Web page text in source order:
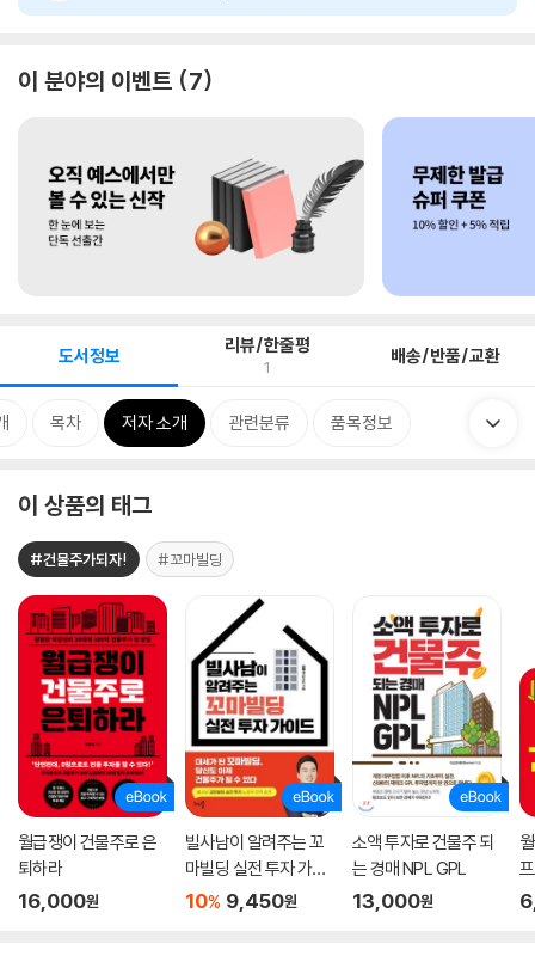
이 분야의 이벤트 7
도서정보 리뷰/한줄평
1 배송/반품/교환
목차 저자 소개 관련분류 품목정보
이 상품의 태그
#건물주가되자! #꼬마빌딩
월급쟁이 건물주로 은
퇴하라
16,000원
빌사남이 알려주는 꼬
마빌딩 실전 투자 가이
드
10% 9,450원
소액 투자로 건물주 되
는 경매 NPL GPL
13,000원